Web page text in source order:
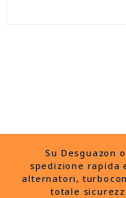
Su Desguazon
spedizione rapida
alternatori,
totale